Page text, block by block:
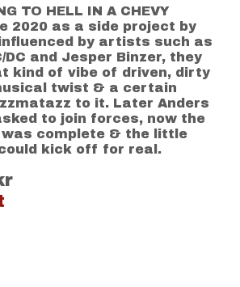
TO HELL IN A CHEVY
2020 as a side project by
by artists such as
DC and Jesper Binzer, they
kind of vibe of driven, dirty
twist & a certain
to it. Later Anders
to join forces, now the
was complete & the little
kick off for real.